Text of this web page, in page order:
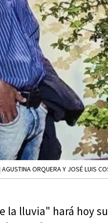
ORQUERA Y JOSÉ LUIS
la lluvia" hará hoy